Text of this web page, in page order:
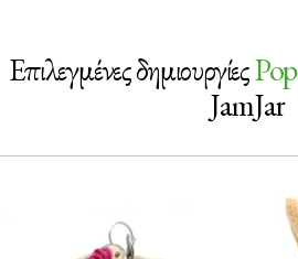
Επιλεγμένες δημιουργίες
JamJar